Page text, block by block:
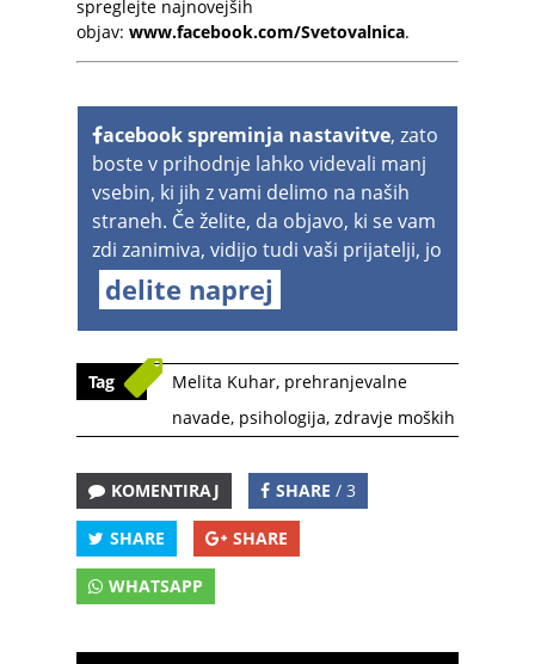
spreglejte najnovejših
objav: www.facebook.com/Svetovalnica.
acebook spreminja nastavitve, zato
boste v prihodnje lahko videvali manj
vsebin, ki jih z vami delimo na naših
straneh. Če želite, da objavo, ki se vam
zdi zanimiva, vidijo tudi vaši prijatelji, jo
delite naprej
Tag Melita Kuhar, prehranjevalne
navade, psihologija, zdravje moških
KOMENTIRAJ SHARE / 3
SHARE SHARE
WHATSAPP